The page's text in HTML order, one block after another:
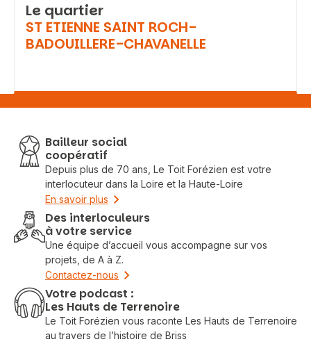
Rechercher
Le quartier
ST ETIENNE SAINT ROCH-
BADOUILLERE-CHAVANELLE
Bailleur social
coopératif
Depuis plus de 70 ans, Le Toit Forézien est votre
interlocuteur dans la Loire et la Haute-Loire
En savoir plus
Des interloculeurs
à votre service
Une équipe d’accueil vous accompagne sur vos
projets, de A à Z.
Contactez-nous
Votre podcast :
Les Hauts de Terrenoire
Le Toit Forézien vous raconte Les Hauts de Terrenoire
au travers de l’histoire de Briss